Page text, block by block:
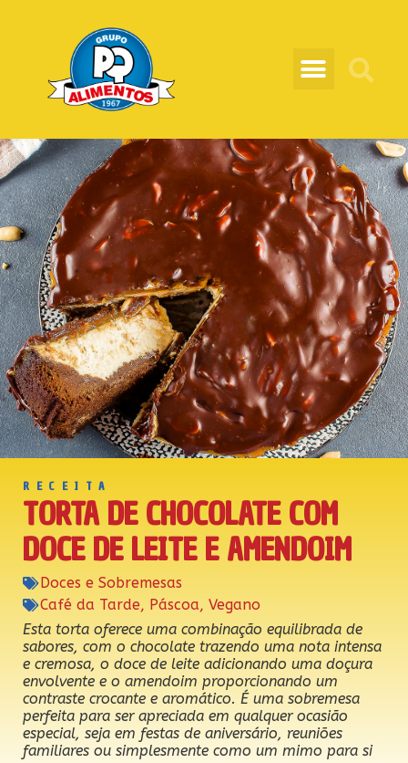
RECEITA
TORTA DE CHOCOLATE COM
DOCE DE LEITE E AMENDOIM
Doces e Sobremesas
Café da Tarde, Páscoa, Vegano
Esta torta oferece uma combinação equilibrada de
sabores, com o chocolate trazendo uma nota intensa
e cremosa, o doce de leite adicionando uma doçura
envolvente e o amendoim proporcionando um
contraste crocante e aromático. É uma sobremesa
perfeita para ser apreciada em qualquer ocasião
especial, seja em festas de aniversário, reuniões
familiares ou simplesmente como um mimo para si